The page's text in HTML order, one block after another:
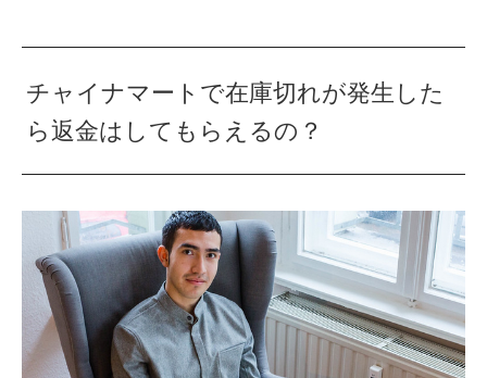
チャイナマートで在庫切れが発生した
ら返金はしてもらえるの？